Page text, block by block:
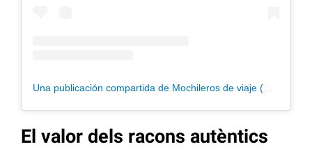
Una publicación compartida de Mochileros de viaje (@mochilerosdeviaje)
El valor dels racons autèntics